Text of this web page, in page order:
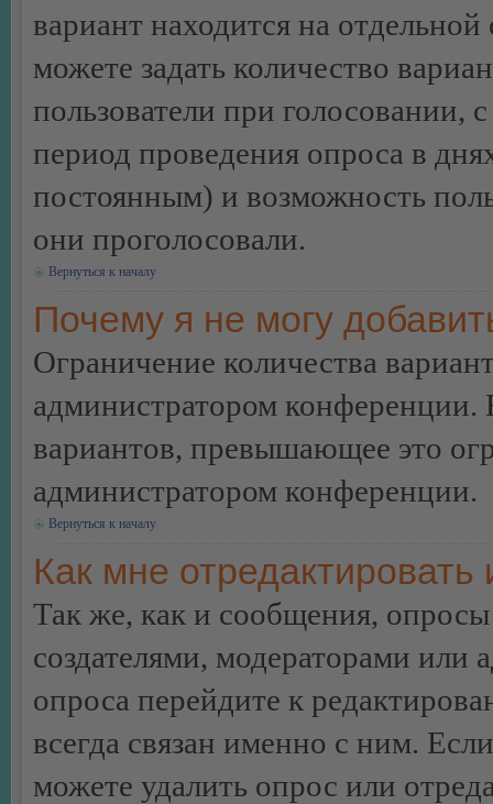
вариант находится на
можете задать количество
пользователи при
период проведения опроса в
постоянным) и возможность
они проголосовали.
Вернуться к началу
Почему я не могу
Ограничение количества
администратором конференции.
вариантов, превышающее это
администратором конференции.
Вернуться к началу
Как мне
Так же, как и сообщения, опросы
создателями, модераторами или
опроса перейдите к
всегда связан именно с ним.
можете удалить опрос или